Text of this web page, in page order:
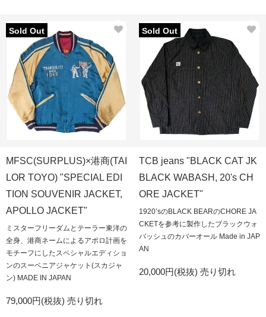
Sold Out
MFSC(SURPLUS)×港商(TAI
LOR TOYO) "SPECIAL EDI
TION SOUVENIR JACKET,
APOLLO JACKET"
ミスターフリーダムとテーラー東洋の
全身、港商ネームによるアポロ計画を
モチーフにしたスペシャルエディショ
ンのスーベニアジャケット(スカジャ
ン) MADE IN JAPAN
79,000円(税抜) 売り切れ
Sold Out
TCB jeans "BLACK CAT JK
BLACK WABASH, 20's CH
ORE JACKET"
1920’sのBLACK BEARのCHORE JA
CKETを参考に製作したブラックウォ
バッシュのカバーオール Made in JAP
AN
20,000円(税抜) 売り切れ